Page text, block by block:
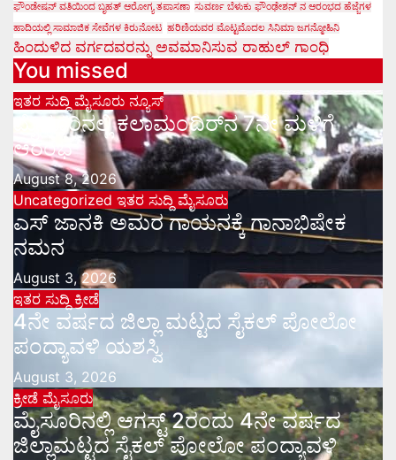
ಫೌಂಡೇಷನ್ ವತಿಯಿಂದ ಬೃಹತ್ ಆರೋಗ್ಯ ತಪಾಸಣಾ ಸುವರ್ಣ ಬೆಳುಕು ಫೌಂಢೇಶನ್ ನ ಆರಂಭದ ಹೆಜ್ಜೆಗಳ
ಹಾದಿಯಲ್ಲಿ ಸಾಮಾಜಿಕ ಸೇವೆಗಳ ಕಿರುನೋಟ ಹರಿಣಿಯವರ ಮೊಟ್ಟಮೊದಲ ಸಿನಿಮಾ ಜಗನ್ಮೋಹಿನಿ
ಹಿಂದುಳಿದ ವರ್ಗದವರನ್ನು ಅವಮಾನಿಸುವ ರಾಹುಲ್ ಗಾಂಧಿ
You missed
ಇತರ ಸುದ್ದಿ ಮೈಸೂರು ನ್ಯೂಸ್
ಮೈಸೂರಿನಲ್ಲಿ ಕಲಾಮಂದಿರ್‌ನ 7ನೇ ಮಳಿಗೆ
ಆರಂಭ
August 8, 2026
Uncategorized ಇತರ ಸುದ್ದಿ ಮೈಸೂರು
ಎಸ್ ಜಾನಕಿ ಅಮರ ಗಾಯನಕ್ಕೆ ಗಾನಾಭಿಷೇಕ
ನಮನ
August 3, 2026
ಇತರ ಸುದ್ದಿ ಕ್ರೀಡೆ
4ನೇ ವರ್ಷದ ಜಿಲ್ಲಾ ಮಟ್ಟದ ಸೈಕಲ್ ಪೋಲೋ
ಪಂದ್ಯಾವಳಿ ಯಶಸ್ವಿ
August 3, 2026
ಕ್ರೀಡೆ ಮೈಸೂರು
ಮೈಸೂರಿನಲ್ಲಿ ಆಗಸ್ಟ್‌ 2ರಂದು 4ನೇ ವರ್ಷದ
ಜಿಲ್ಲಾಮಟ್ಟದ ಸೈಕಲ್ ಪೋಲೋ ಪಂದ್ಯಾವಳಿ